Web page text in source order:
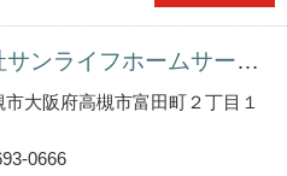
株式会社サンライフホームサービス
大阪府高槻市富田町２丁目１
0666